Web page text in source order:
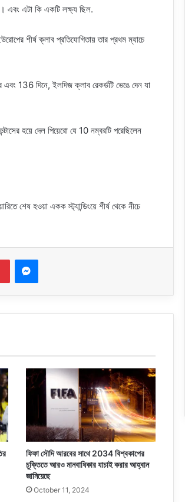
এবং এটা কি একটি লক্ষ্য ছিল.
শীর্ষ ক্লাব প্রতিযোগিতায় তার প্রথম ম্যাচে
136 দিনে, ইলদিজ ক্লাব রেকর্ডটি ভেঙে দেন যা
হয়ে দেল পিয়েরো যে 10 নম্বরটি পরেছিলেন
শেষ হওয়া একক স্ট্যান্ডিংয়ে শীর্ষ থেকে নীচে
Messenger
ফিফা সৌদি আরবের সাথে 2034 বিশ্বকাপের
চুক্তিতে আরও মানবাধিকার যাচাই করার আহ্বান
জানিয়েছে
October 11, 2024